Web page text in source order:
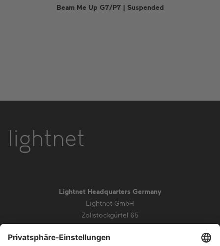
Beam Me Up G7/P7 | Suspended
Lightnet Headquarters Germany
Lightnet GmbH
Zollstockgürtel 65
50969 Köln